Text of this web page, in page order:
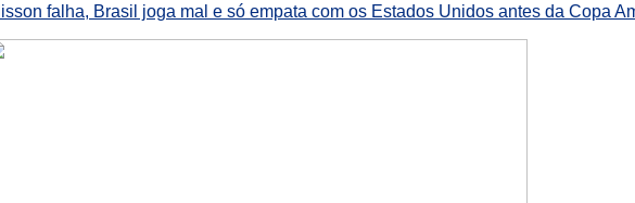
falha, Brasil joga mal e só empata com os Estados Unidos antes da Copa